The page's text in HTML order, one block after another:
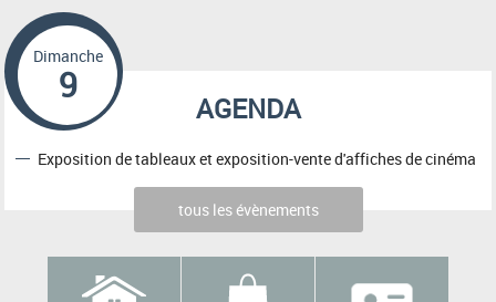
AGENDA
Dimanche
9
Exposition de tableaux et exposition-vente d'affiches de cinéma
tous les évènements